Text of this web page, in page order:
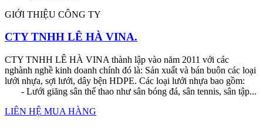
GIỚI THIỆU CÔNG TY
CTY TNHH LÊ HÀ VINA.
CTY TNHH LÊ HÀ VINA thành lập vào năm 2011 với các
nghành nghề kinh doanh chính đó là: Sản xuất và bán buôn các loại
lưới nhựa, sợi lưới, dây bện HDPE. Các loại lưới nhựa bao gồm:
- Lưới giăng sân thể thao như sân bóng đá, sân tennis, sân tập...
LIÊN HỆ MUA HÀNG